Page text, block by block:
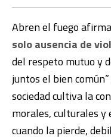
Abren el fuego
solo ausencia de
del respeto mutuo y
juntos el bien
sociedad cultiva la
morales, culturales y
cuando la pierde,